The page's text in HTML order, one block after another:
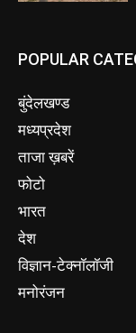
POPULAR
बुंदेलखण्ड
मध्यप्रदेश
ताजा ख़बरें
फोटो
भारत
देश
विज्ञान-टेक्नॉलॉजी
मनोरंजन